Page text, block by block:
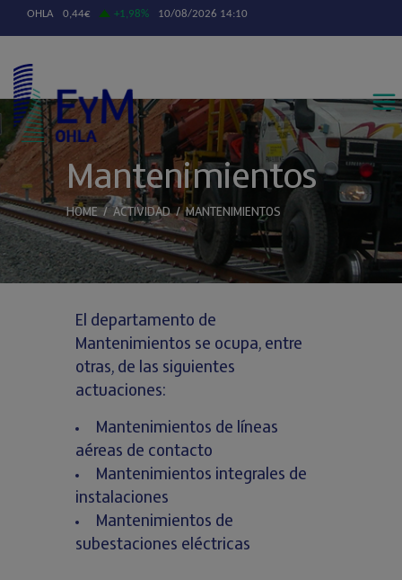
Mantenimientos
HOME / ACTIVIDAD/MANTENIMIENTOS
El departamento de
Mantenimientos se ocupa, entre
otras, de las siguientes
actuaciones:
Mantenimientos de líneas
aéreas de contacto
Mantenimientos integrales de
instalaciones
Mantenimientos de
subestaciones eléctricas